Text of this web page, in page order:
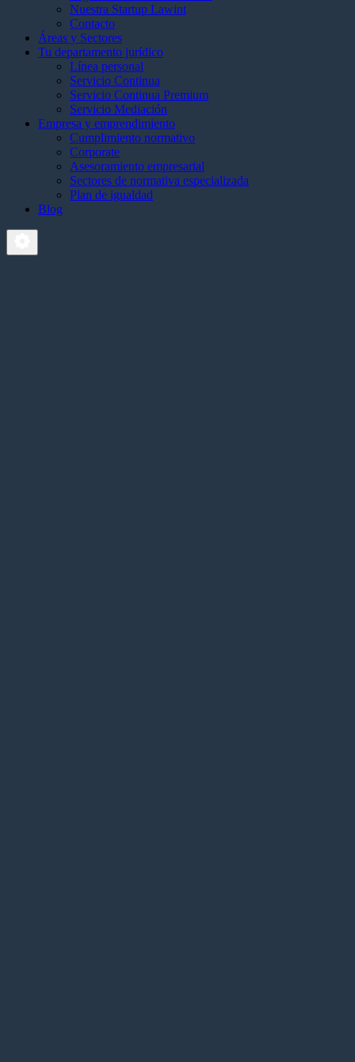
Nuestra Startup Lawint
Contacto
Áreas y Sectores
Tu departamento jurídico
Línea personal
Servicio Continua
Servicio Continua Premium
Servicio Mediación
Empresa y emprendimiento
Cumplimiento normativo
Corporate
Asesoramiento empresarial
Sectores de normativa especializada
Plan de igualdad
Blog